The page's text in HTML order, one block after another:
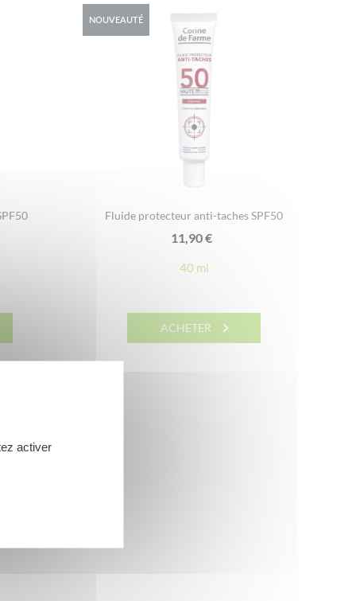
NOUVEAUTÉ
Fluide protecteur anti-taches SPF50
11,90€
40 ml
ACHETER
activer